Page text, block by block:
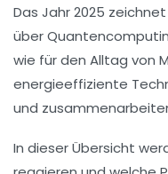
Das Jahr 2025
über
wie für den Alltag von
energieeffiziente
und
In dieser Übersicht